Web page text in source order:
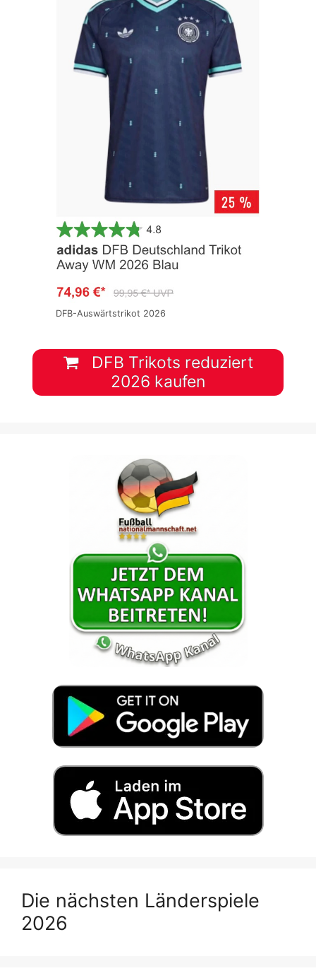
DFB-Auswärtstrikot 2026
DFB Trikots reduziert
2026 kaufen
Die nächsten Länderspiele
2026